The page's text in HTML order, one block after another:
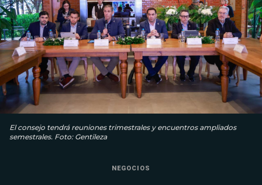
El consejo tendrá reuniones trimestrales y encuentros ampliados
semestrales. Foto: Gentileza
NEGOCIOS